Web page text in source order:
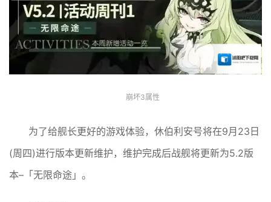
崩坏3属性
为了给舰长更好的游戏体验，休伯利安号将在9月23日
(周四)进行版本更新维护，维护完成后战舰将更新为5.2版
本–「无限命途」。